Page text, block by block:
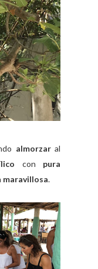
almorzaral
con pura
maravillosa.